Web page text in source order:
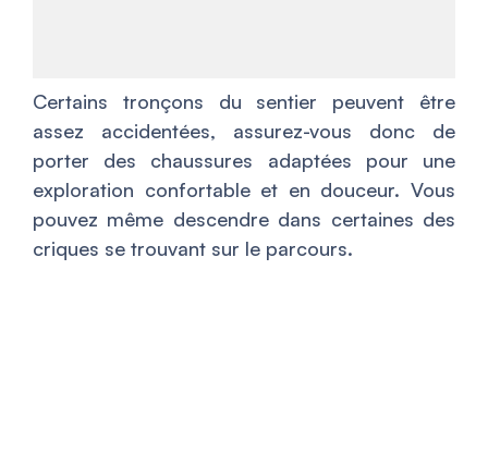
Certains tronçons du sentier peuvent être
assez accidentées, assurez-vous donc de
porter des chaussures adaptées pour une
exploration confortable et en douceur. Vous
pouvez même descendre dans certaines des
criques se trouvant sur le parcours.